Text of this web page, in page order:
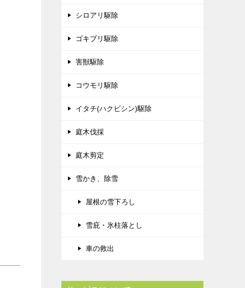
シロアリ駆除
ゴキブリ駆除
害獣駆除
コウモリ駆除
イタチ(ハクビシン)駆除
庭木伐採
庭木剪定
雪かき、除雪
屋根の雪下ろし
雪庇・氷柱落とし
車の救出